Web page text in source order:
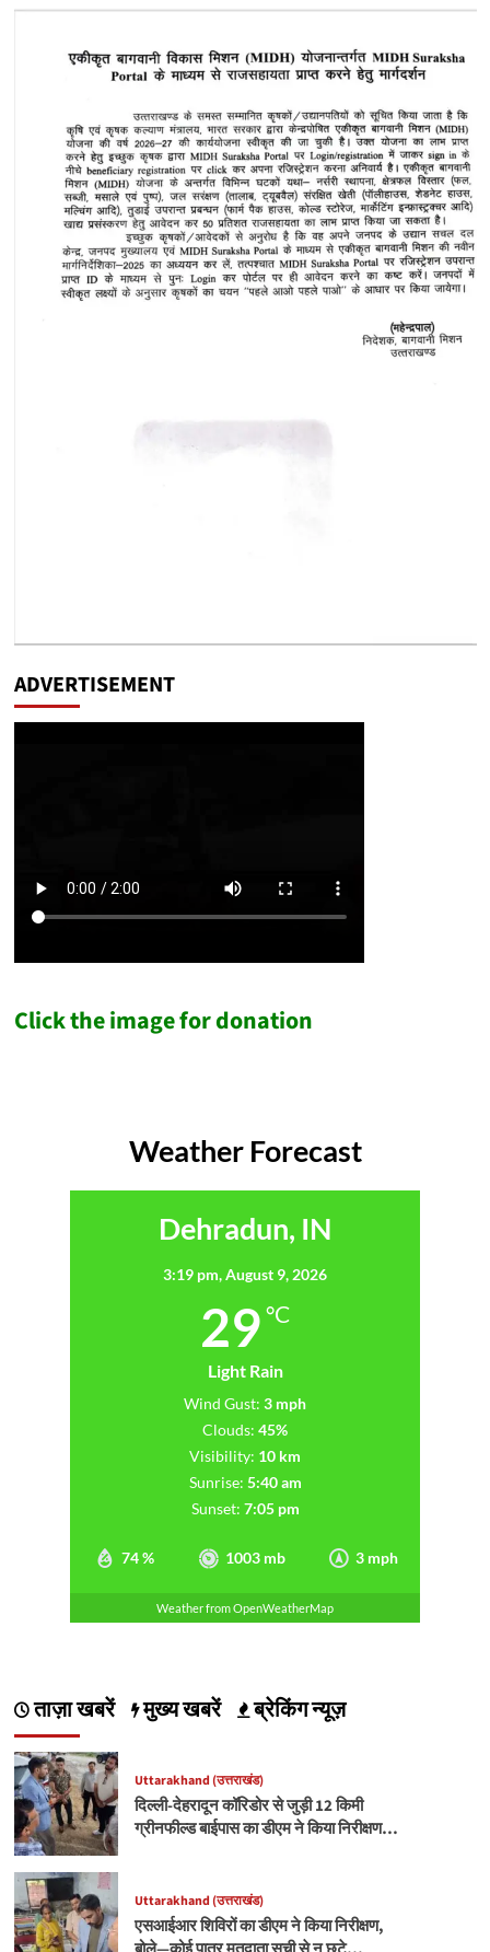
ADVERTISEMENT
Click the image for donation
Weather Forecast
Dehradun, IN
3:19 pm,August 9, 2026
29 °C
Light Rain
74 % 1003 mb 3 mph
Wind Gust: 3 mph
Clouds: 45%
Visibility: 10 km
Sunrise: 5:40 am
Sunset: 7:05 pm
Weather from OpenWeatherMap
ताज़ा खबरें मुख्य खबरें ब्रेकिंग न्यूज़
Uttarakhand (उत्तराखंड)
दिल्ली-देहरादून कॉरिडोर से जुड़ी 12 किमी
ग्रीनफील्ड बाईपास का डीएम ने किया निरीक्षण…
Uttarakhand (उत्तराखंड)
एसआईआर शिविरों का डीएम ने किया निरीक्षण,